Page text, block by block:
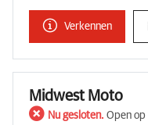
Verkennen
Midwest Moto
Nu gesloten. Open op